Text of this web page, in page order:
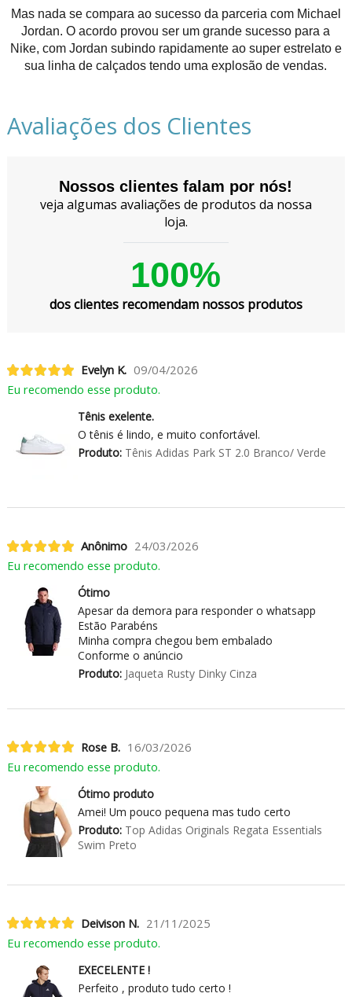
Mas nada se compara ao sucesso da parceria com Michael
Jordan. O acordo provou ser um grande sucesso para a
Nike, com Jordan subindo rapidamente ao super estrelato e
sua linha de calçados tendo uma explosão de vendas.
Avaliações dos Clientes
Nossos clientes falam por nós!
veja algumas avaliações de produtos da nossa
loja.
100%
dos clientes recomendam nossos produtos
Evelyn K. 09/04/2026
Eu recomendo esse produto.
Tênis exelente.
O tênis é lindo, e muito confortável.
Produto:Tênis Adidas Park ST 2.0 Branco/ Verde
Anônimo 24/03/2026
Eu recomendo esse produto.
Ótimo
Apesar da demora para responder o whatsapp
Estão Parabéns
Minha compra chegou bem embalado
Conforme o anúncio
Produto:Jaqueta Rusty Dinky Cinza
Rose B. 16/03/2026
Eu recomendo esse produto.
Ótimo produto
Amei! Um pouco pequena mas tudo certo
Produto:Top Adidas Originals Regata Essentials
Swim Preto
Deivison N. 21/11/2025
Eu recomendo esse produto.
EXECELENTE !
Perfeito , produto tudo certo !